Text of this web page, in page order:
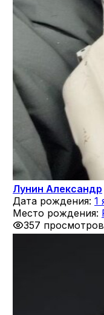
Лунин Александр
Дата рождения: 1
Место рождения:
357 просмотров